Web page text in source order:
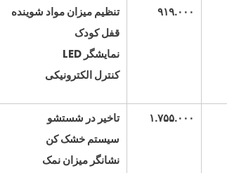
۹۱۹.۰۰۰
تنظیم میزان مواد شوینده
قفل کودک
نمایشگر
کنترل الکترونیکی
۱.۷۵۵.۰۰۰
تاخیر در شستشو
سیستم خشک کن
نشانگر میزان نمک